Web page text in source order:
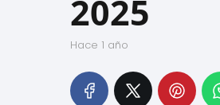
2025
hace 1 año